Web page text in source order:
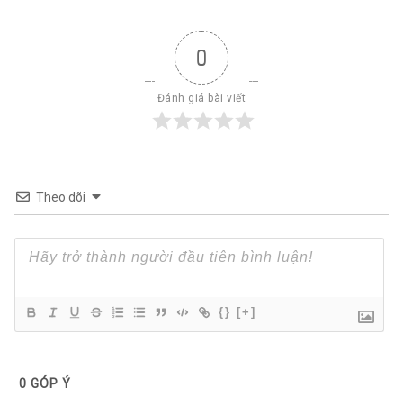
0
Đánh giá bài viết
Theo dõi
{} [+]
0 GÓP Ý